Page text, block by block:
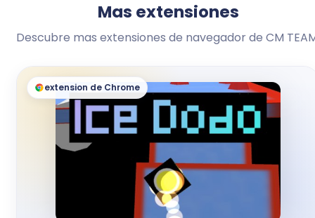
Mas extensiones
Descubre mas extensiones de navegador de CM
extension de Chrome